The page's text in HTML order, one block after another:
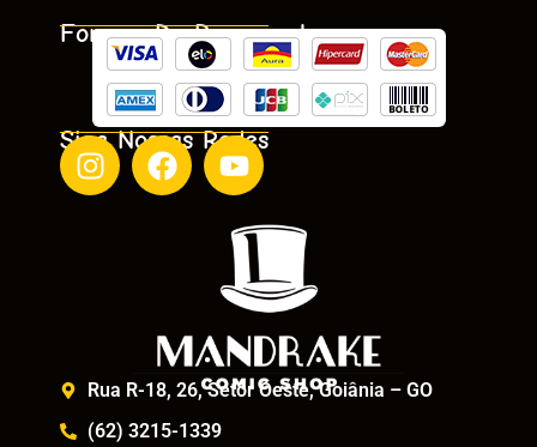
Formas De Pagamento
Siga Nossas Redes
Rua R-18, 26, Setor Oeste, Goiânia – GO
(62) 3215-1339